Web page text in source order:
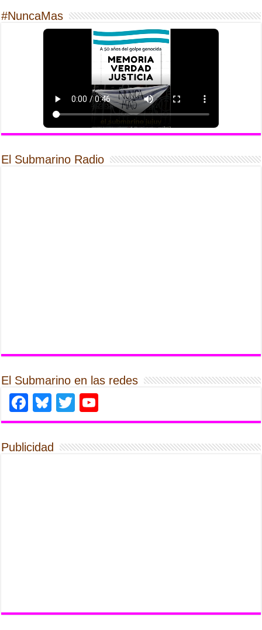
#NuncaMas
El Submarino Radio
El Submarino en las redes
Facebook
Bluesky
Twitter
Publicidad